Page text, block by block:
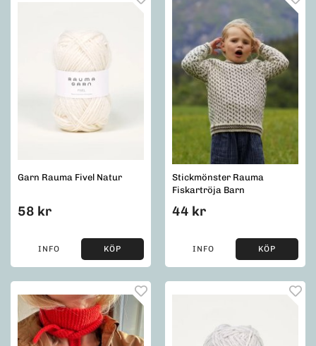
Garn Rauma Fivel Natur
58 kr
INFO KÖP
Stickmönster Rauma
Fiskartröja Barn
44 kr
INFO KÖP